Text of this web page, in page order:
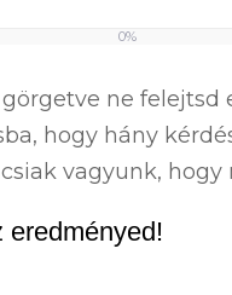
0%
ne felejtsd
hogy hány
vagyunk, hogy
eredményed!